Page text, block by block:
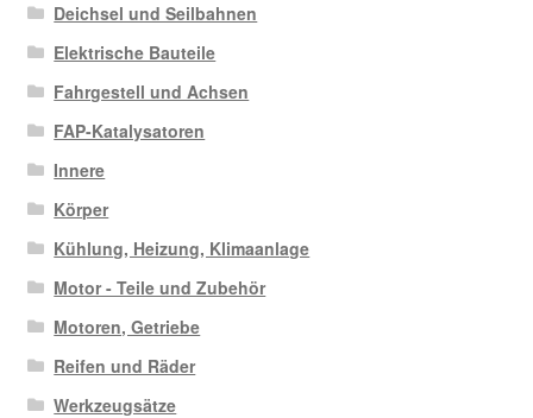
Deichsel und Seilbahnen
Elektrische Bauteile
Fahrgestell und Achsen
FAP-Katalysatoren
Innere
Körper
Kühlung, Heizung, Klimaanlage
Motor - Teile und Zubehör
Motoren, Getriebe
Reifen und Räder
Werkzeugsätze